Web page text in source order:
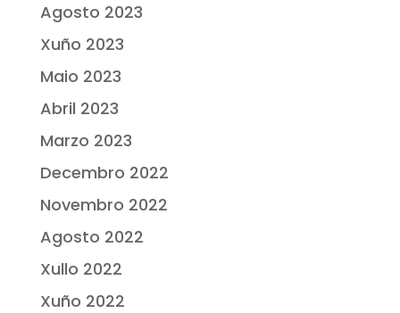
Agosto 2023
Xuño 2023
Maio 2023
Abril 2023
Marzo 2023
Decembro 2022
Novembro 2022
Agosto 2022
Xullo 2022
Xuño 2022